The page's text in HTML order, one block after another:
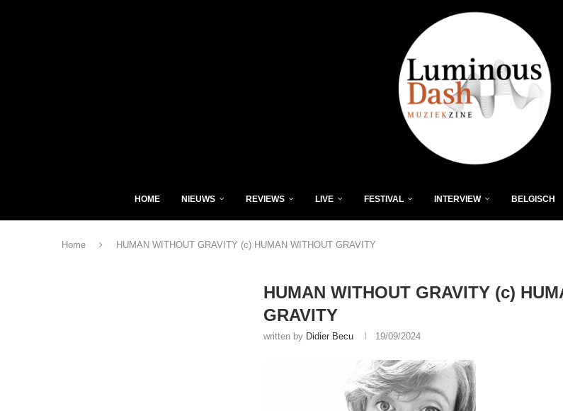
HOME NIEUWS REVIEWS LIVE FESTIVAL INTERVIEW BELGISCH
Home HUMAN WITHOUT GRAVITY (c) HUMAN WITHOUT GRAVITY
HUMAN WITHOUT GRAVITY (c)
GRAVITY
written by Didier Becu 19/09/2024